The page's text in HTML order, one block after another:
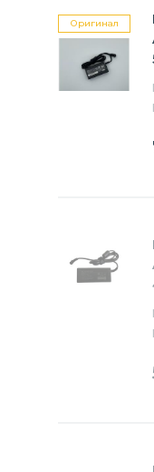
Оригинал